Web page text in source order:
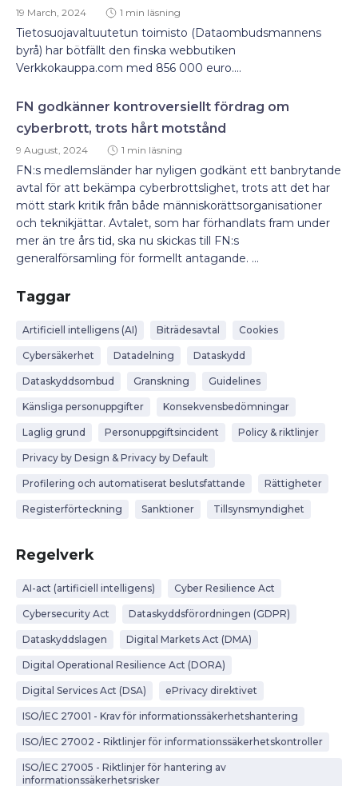
19 March, 2024 1 min läsning
Tietosuojavaltuutetun toimisto (Dataombudsmannens
byrå) har bötfällt den finska webbutiken
Verkkokauppa.com med 856 000 euro....
FN godkänner kontroversiellt fördrag om
cyberbrott, trots hårt motstånd
9 August, 2024 1 min läsning
FN:s medlemsländer har nyligen godkänt ett banbrytande
avtal för att bekämpa cyberbrottslighet, trots att det har
mött stark kritik från både människorättsorganisationer
och teknikjättar. Avtalet, som har förhandlats fram under
mer än tre års tid, ska nu skickas till FN:s
generalförsamling för formellt antagande. ...
Taggar
Artificiell intelligens (AI) Biträdesavtal Cookies
Cybersäkerhet Datadelning Dataskydd
Dataskyddsombud Granskning Guidelines
Känsliga personuppgifter Konsekvensbedömningar
Laglig grund Personuppgiftsincident Policy & riktlinjer
Privacy by Design & Privacy by Default
Profilering och automatiserat beslutsfattande Rättigheter
Registerförteckning Sanktioner Tillsynsmyndighet
Regelverk
AI-act (artificiell intelligens) Cyber Resilience Act
Cybersecurity Act Dataskyddsförordningen (GDPR)
Dataskyddslagen Digital Markets Act (DMA)
Digital Operational Resilience Act (DORA)
Digital Services Act (DSA) ePrivacy direktivet
ISO/IEC 27001 - Krav för informationssäkerhetshantering
ISO/IEC 27002 - Riktlinjer för informationssäkerhetskontroller
ISO/IEC 27005 - Riktlinjer för hantering av
informationssäkerhetsrisker